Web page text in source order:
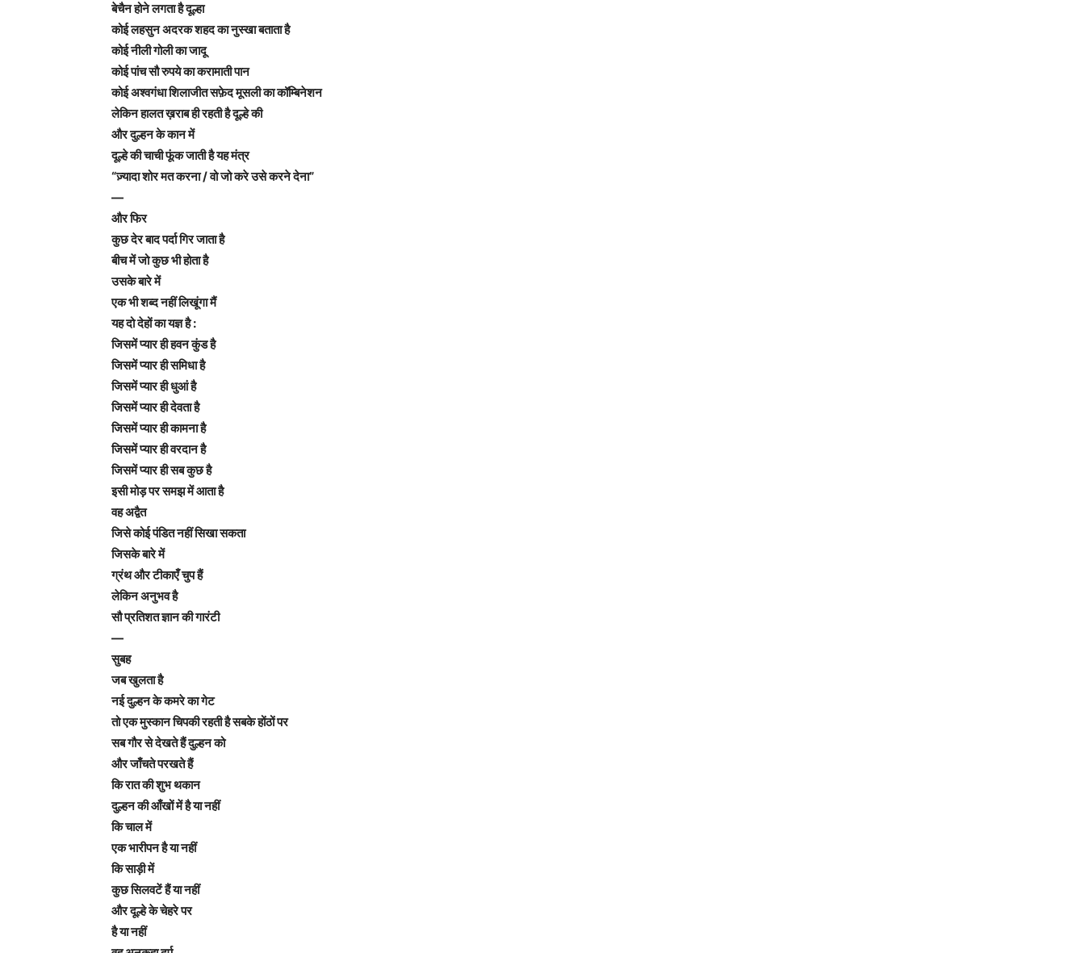
बेचैन होने लगता है दूल्हा
कोई लहसुन अदरक शहद का नुस्खा बताता है
कोई नीली गोली का जादू
कोई पांच सौ रुपये का करामाती पान
कोई अश्वगंधा शिलाजीत सफ़ेद मूसली का कॉम्बिनेशन
लेकिन हालत ख़राब ही रहती है दूल्हे की
और दुल्हन के कान में
दूल्हे की चाची फूंक जाती है यह मंत्र
“ज़्यादा शोर मत करना / वो जो करे उसे करने देना”
—
और फिर
कुछ देर बाद पर्दा गिर जाता है
बीच में जो कुछ भी होता है
उसके बारे में
एक भी शब्द नहीं लिखूंगा मैं
यह दो देहों का यज्ञ है :
जिसमें प्यार ही हवन कुंड है
जिसमें प्यार ही समिधा है
जिसमें प्यार ही धुआं है
जिसमें प्यार ही देवता है
जिसमें प्यार ही कामना है
जिसमें प्यार ही वरदान है
जिसमें प्यार ही सब कुछ है
इसी मोड़ पर समझ में आता है
वह अद्वैत
जिसे कोई पंडित नहीं सिखा सकता
जिसके बारे में
ग्रंथ और टीकाएँ चुप हैं
लेकिन अनुभव है
सौ प्रतिशत ज्ञान की गारंटी
—
सुबह
जब खुलता है
नई दुल्हन के कमरे का गेट
तो एक मुस्कान चिपकी रहती है सबके होंठों पर
सब गौर से देखते हैं दुल्हन को
और जाँचते परखते हैं
कि रात की शुभ थकान
दुल्हन की आँखों में है या नहीं
कि चाल में
एक भारीपन है या नहीं
कि साड़ी में
कुछ सिलवटें हैं या नहीं
और दूल्हे के चेहरे पर
है या नहीं